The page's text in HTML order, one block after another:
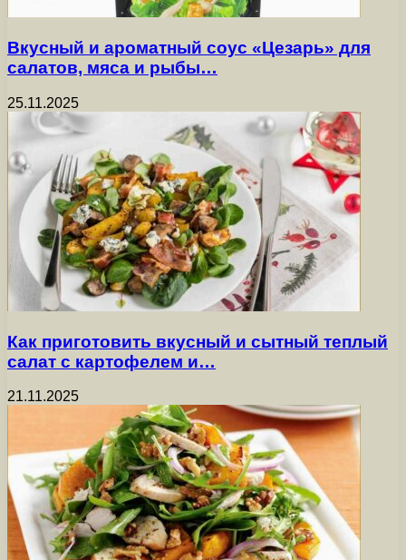
Вкусный и ароматный соус «Цезарь» для
салатов, мяса и рыбы…
25.11.2025
Как приготовить вкусный и сытный теплый
салат с картофелем и…
21.11.2025